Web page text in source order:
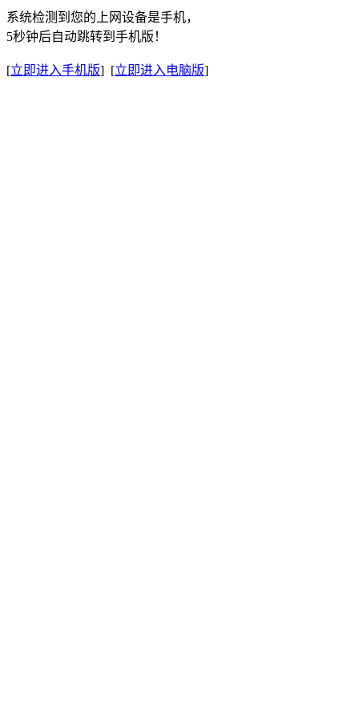
系统检测到您的上网设备是手机，
5秒钟后自动跳转到手机版！
[立即进入手机版] [立即进入电脑版]